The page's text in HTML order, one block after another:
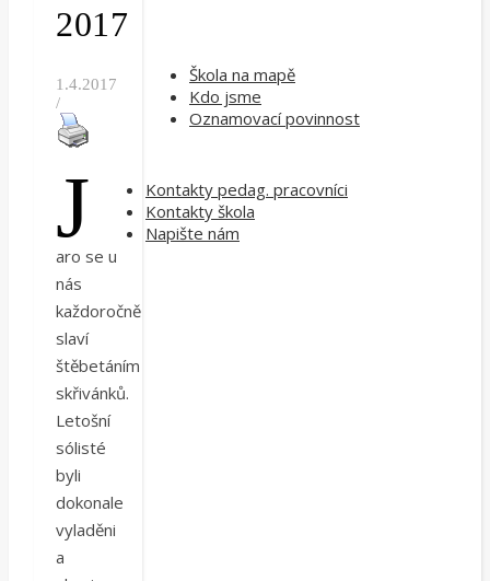
2017
1.4.2017
/
J
aro se u
nás
každoročně
slaví
štěbetáním
skřivánků.
Letošní
sólisté
byli
dokonale
vyladěni
a
Škola na mapě
Kdo jsme
Oznamovací povinnost
Kontakty pedag. pracovníci
Kontakty škola
Napište nám